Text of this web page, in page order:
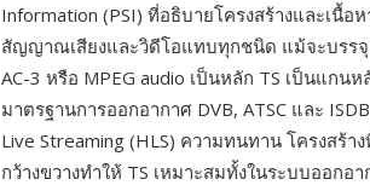
Information (PSI) ที่อธิบายโครงสร้างและเนื้
สัญญาณเสียงและวิดีโอแทบทุกชนิด แม้จะบรรจุ
AC-3 หรือ MPEG audio เป็นหลัก TS เป็นแกนห
มาตรฐานการออกอากาศ DVB, ATSC และ
Live Streaming (HLS) ความทนทาน โครงสร้
กว้างขวางทำให้ TS เหมาะสมทั้งในระบบออ